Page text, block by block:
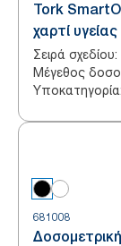
Tork
χαρτί
Σειρά σχεδίου:
Μέγεθος
Υποκατηγορία:
681008